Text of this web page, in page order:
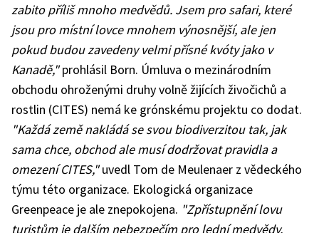
zabito příliš mnoho medvědů. Jsem pro safari, které
jsou pro místní lovce mnohem výnosnější, ale jen
pokud budou zavedeny velmi přísné kvóty jako v
Kanadě,"prohlásil Born. Úmluva o mezinárodním
obchodu ohroženými druhy volně žijících živočichů a
rostlin (CITES) nemá ke grónskému projektu co dodat.
"Každá země nakládá se svou biodiverzitou tak, jak
sama chce, obchod ale musí dodržovat pravidla a
omezení CITES,"uvedl Tom de Meulenaer z vědeckého
týmu této organizace. Ekologická organizace
Greenpeace je ale znepokojena. "Zpřístupnění lovu
turistům je dalším nebezpečím pro lední medvědy,